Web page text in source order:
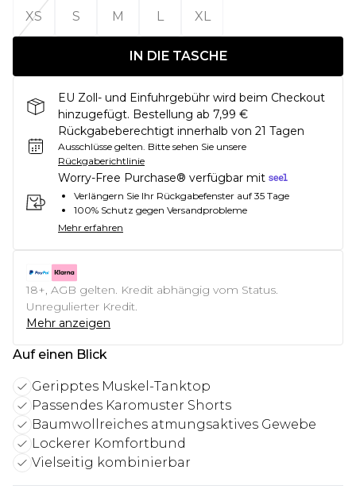
XS
S M L XL
IN DIE TASCHE
EU Zoll- und Einfuhrgebühr wird beim Checkout
hinzugefügt. Bestellung ab 7,99 €
Rückgabeberechtigt innerhalb von 21 Tagen
Ausschlüsse gelten. Bitte sehen Sie unsere
Rückgaberichtlinie
Worry-Free Purchase® verfügbar mit
Verlängern Sie Ihr Rückgabefenster auf 35 Tage
100% Schutz gegen Versandprobleme
Mehr erfahren
18+, AGB gelten. Kredit abhängig vom Status.
Unregulierter Kredit.
Mehr anzeigen
Auf einen Blick
Geripptes Muskel-Tanktop
Passendes Karomuster Shorts
Baumwollreiches atmungsaktives Gewebe
Lockerer Komfortbund
Vielseitig kombinierbar